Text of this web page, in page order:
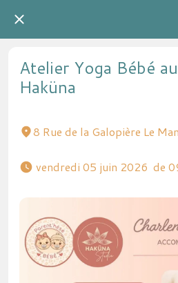
Atelier Yoga Bébé
Haküna
8 Rue de la Galopière Le
vendredi 05 juin 2026  de